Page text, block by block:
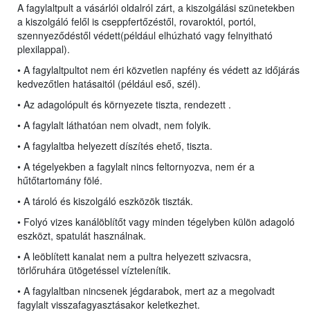
A fagylaltpult a vásárlói oldalról zárt, a kiszolgálási szünetekben
a kiszolgáló felől is cseppfertőzéstől, rovaroktól, portól,
szennyeződéstől védett(például elhúzható vagy felnyitható
plexilappal).
• A fagylaltpultot nem éri közvetlen napfény és védett az időjárás
kedvezőtlen hatásaitól (például eső, szél).
• Az adagolópult és környezete tiszta, rendezett .
• A fagylalt láthatóan nem olvadt, nem folyik.
• A fagylaltba helyezett díszítés ehető, tiszta.
• A tégelyekben a fagylalt nincs feltornyozva, nem ér a
hűtőtartomány fölé.
• A tároló és kiszolgáló eszközök tiszták.
• Folyó vizes kanálöblítőt vagy minden tégelyben külön adagoló
eszközt, spatulát használnak.
• A leöblített kanalat nem a pultra helyezett szivacsra,
törlőruhára ütögetéssel víztelenítik.
• A fagylaltban nincsenek jégdarabok, mert az a megolvadt
fagylalt visszafagyasztásakor keletkezhet.